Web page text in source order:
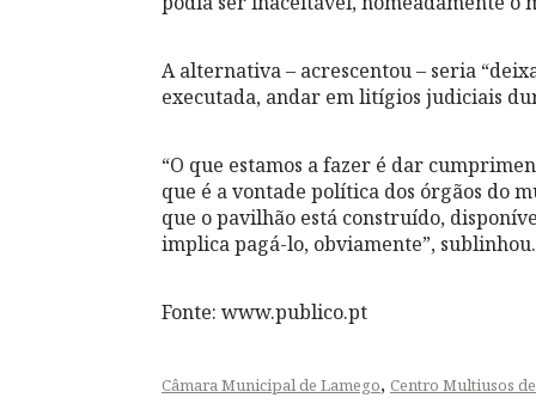
A alternativa – acrescentou – seria
executada, andar em litígios judiciais
“O que estamos a fazer é dar
que é a vontade política dos órgãos do
que o pavilhão está construído,
implica pagá-lo, obviamente”, sublinhou.
Fonte: www.publico.pt
Câmara Municipal de Lamego, Centro Multiusos